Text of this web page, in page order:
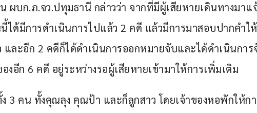
ผบก.ภ.จว.ปทุมธานี กล่าวว่า จากที่มีผู้เสียหายเดินทางมาแ
ได้มีการดำเนินการไปแล้ว 2 คดี แล้วมีการมาสอบปากคำใ
และอีก 2 คดีก็ได้ดำเนินการออกหมายจับและได้ดำเนินกา
งอีก 6 คดี อยู่ระหว่างรอผู้เสียหายเข้ามาให้การเพิ่มเติม
3 คน ทั้งคุณลุง คุณป้า และก็ลูกสาว โดยเจ้าของหอพักให้ก